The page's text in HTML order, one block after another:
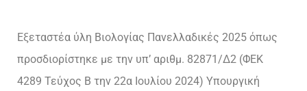
Εξεταστέα ύλη Βιολογίας Πανελλαδικές 2025 όπως
προσδιορίστηκε με την υπ’ αριθμ. 82871/Δ2 (ΦΕΚ
4289 Τεύχος Β την 22α Ιουλίου 2024) Υπουργική